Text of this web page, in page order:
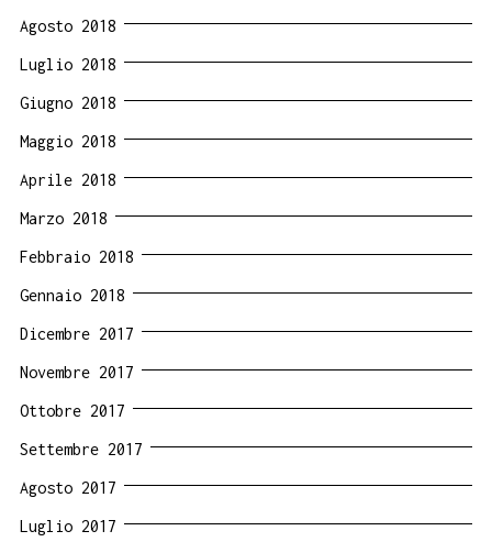
Agosto 2018
Luglio 2018
Giugno 2018
Maggio 2018
Aprile 2018
Marzo 2018
Febbraio 2018
Gennaio 2018
Dicembre 2017
Novembre 2017
Ottobre 2017
Settembre 2017
Agosto 2017
Luglio 2017